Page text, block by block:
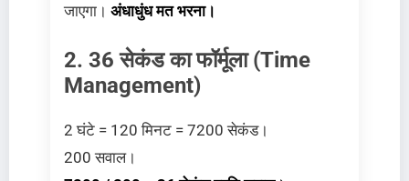
जाएगा। अंधाधुंध मत भरना।
2. 36 सेकंड का फॉर्मूला (Time
Management)
2 घंटे = 120 मिनट = 7200 सेकंड।
200 सवाल।